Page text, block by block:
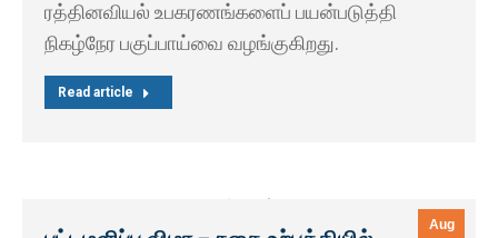
ரத்தினவியல் உபகரணங்களைப் பயன்படுத்தி
நிகழ்நேர பகுப்பாய்வை வழங்குகிறது.
Read article
Aug